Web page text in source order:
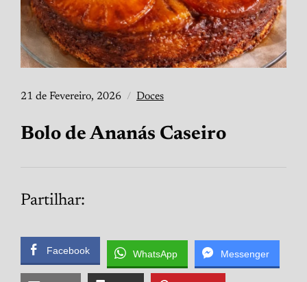
21 de Fevereiro, 2026 Doces
Bolo de Ananás Caseiro
Partilhar:
Facebook WhatsApp Messenger